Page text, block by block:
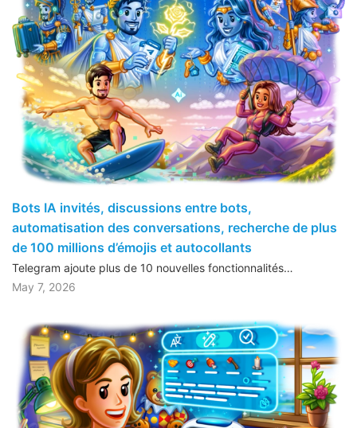
Bots IA invités, discussions entre bots,
automatisation des conversations, recherche de plus
de 100 millions d’émojis et autocollants
Telegram ajoute plus de 10 nouvelles fonctionnalités…
May 7, 2026